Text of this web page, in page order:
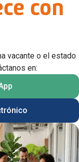
con
vacante o el estado
en: